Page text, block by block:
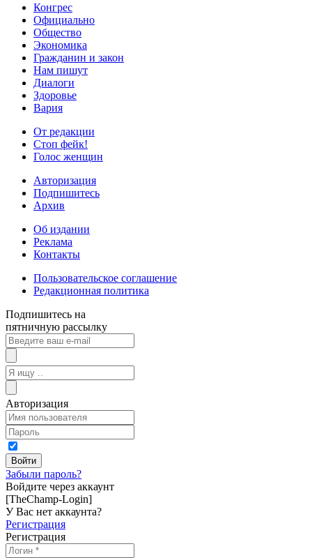
Конгрес
Официально
Общество
Экономика
Гражданин и закон
Нам пишут
Диалоги
Здоровье
Вария
От редакции
Стоп фейк!
Голос женщин
Авторизация
Подпишитесь
Архив
Об издании
Реклама
Контакты
Пользовательское соглашение
Редакционная политика
Подпишитесь на
пятничную рассылку
Авторизация
Забыли пароль?
Войдите через аккаунт
[TheChamp-Login]
У Вас нет аккаунта?
Регистрация
Регистрация